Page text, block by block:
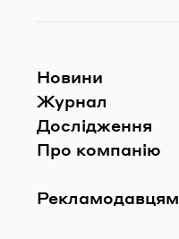
Новини
Журнал
Дослідження
Про компанію
Рекламодавцям